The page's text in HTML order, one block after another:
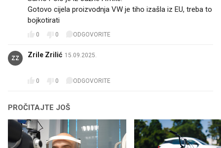
Gotovo cijela proizvodnja VW je tiho izašla iz EU, treba to
bojkotirati
0 0 ODGOVORITE
ZZ Zrile Zrilić 15.09.2025.
0 0 ODGOVORITE
PROČITAJTE JOŠ